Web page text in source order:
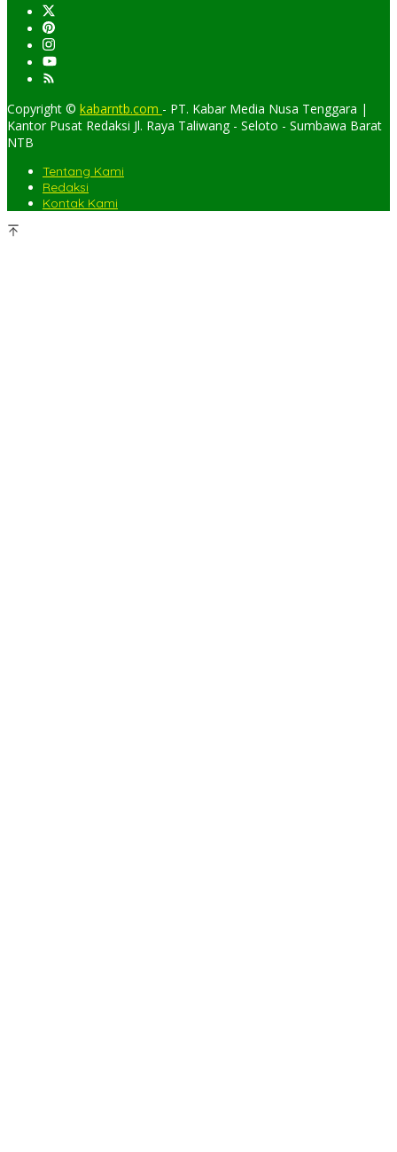
Copyright © kabarntb.com - PT. Kabar Media Nusa Tenggara |
Kantor Pusat Redaksi Jl. Raya Taliwang - Seloto - Sumbawa Barat
NTB
Tentang Kami
Redaksi
Kontak Kami